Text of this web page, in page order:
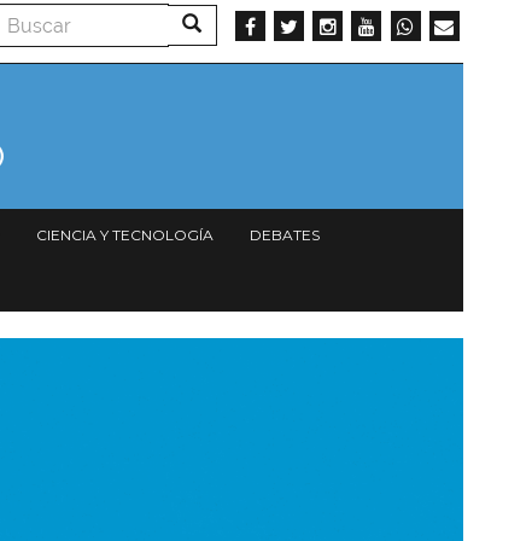
Buscar Buscar
CIENCIA Y TECNOLOGÍA DEBATES